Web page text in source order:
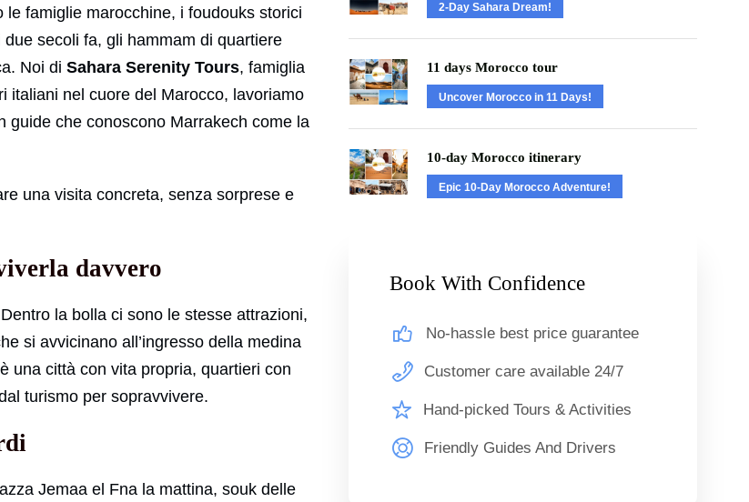
famiglie marocchine, i foudouks storici
secoli fa, gli hammam di quartiere
Noi di Sahara Serenity Tours, famiglia
italiani nel cuore del Marocco, lavoriamo
guide che conoscono Marrakech come la
una visita concreta, senza sorprese e
davvero
la bolla ci sono le stesse attrazioni,
si avvicinano all’ingresso della medina
una città con vita propria, quartieri con
turismo per sopravvivere.
Jemaa el Fna la mattina, souk delle
2-Day Sahara Dream!
11 days Morocco tour
Uncover Morocco in 11 Days!
10-day Morocco itinerary
Epic 10-Day Morocco Adventure!
Book With Confidence
No-hassle best price guarantee
Customer care available 24/7
Hand-picked Tours & Activities
Friendly Guides And Drivers